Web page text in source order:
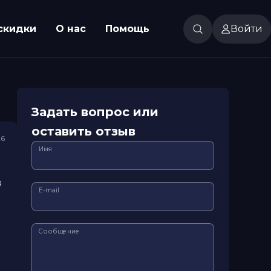
О нас Помощь Войти
Задать вопрос или
оставить отзыв
Имя
E-mail
Сообщение